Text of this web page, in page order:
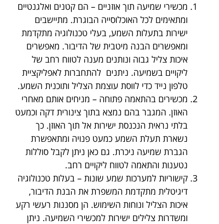
מכשירי שמיעה תוך אוזניים – הם קטנים ואלגנטיים
ומתאימים לכל האוכלוסייה הבוגרת. מתיישבים
ישירות בתעלות השמע, בעלי טכנולוגיה מתקדמת
ומאפשרים הבנה מיטבית של הדיבור. מאפשרים
איכות צליל גבוה ונותנים מענה לטווח רחב של
ליקויים בשמיעה. ניתנים להתחברות לאפליקציית
טלפון נייד כדי לווסת עוצמת הצליל ותוכנית השמע.
מכשירים בהתאמה פתוחה – מניחים אותם מאחרי
האוזן. המגבר בהם נמצא בתוך צינורית דקה וכמעט
בלתי נראית הנכנסת ישירות אל תוך האוזן. כך
נשארת תעלת השמע כמעט פנויה ומתאפשרת
הגברת שמיעה ניכרת. גם כאן ניתן לקבל סוללות
נטענות והתאמה לטווח ליקויים רחב.
קישוריות למערכות שמע שונות – בעלות טכנולוגיה
דיגיטלית מתקדמת המשפרת את הבנת הדיבור,
איכות הצליל ונוחות השימוש. הן מסננות רעשי רקע
ומשדרות צלילים ישירות למכשירי השמיעה. ניתן